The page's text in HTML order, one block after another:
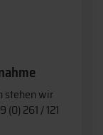
stehen wir
(0) 261 / 121